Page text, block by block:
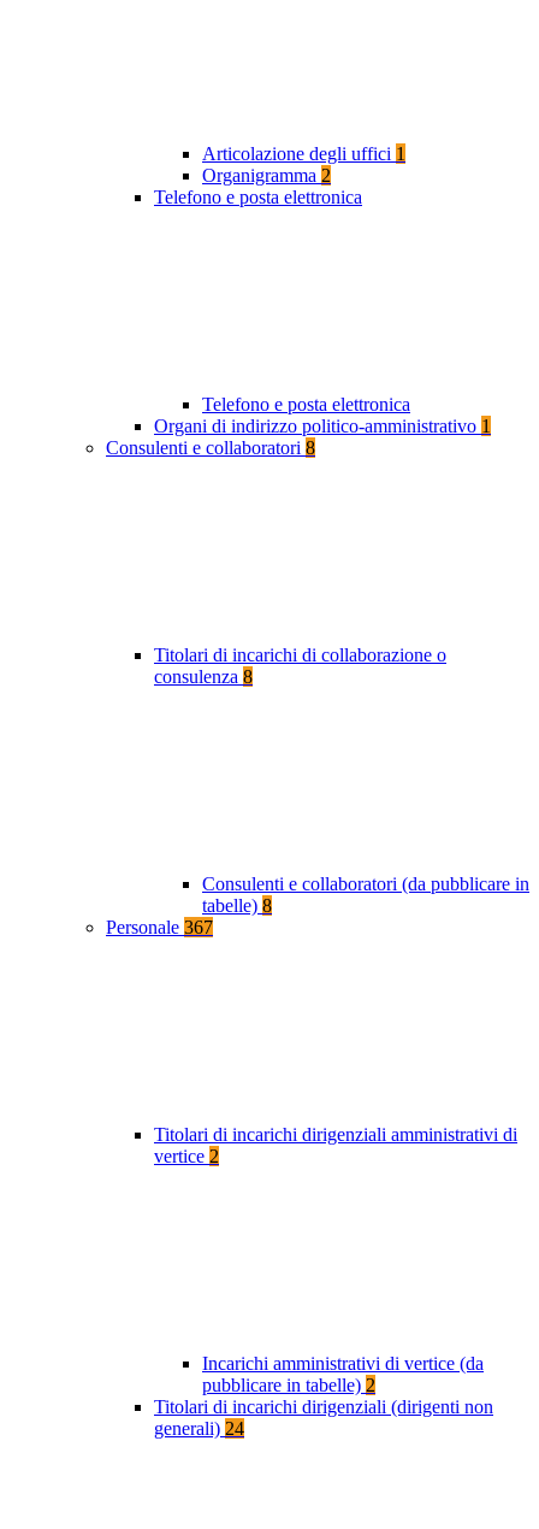
Articolazione degli uffici 1
Organigramma 2
Telefono e posta elettronica
Telefono e posta elettronica
Organi di indirizzo politico-amministrativo 1
Consulenti e collaboratori 8
Titolari di incarichi di collaborazione o
consulenza 8
Consulenti e collaboratori (da pubblicare in
tabelle) 8
Personale 367
Titolari di incarichi dirigenziali amministrativi di
vertice 2
Incarichi amministrativi di vertice (da
pubblicare in tabelle) 2
Titolari di incarichi dirigenziali (dirigenti non
generali) 24